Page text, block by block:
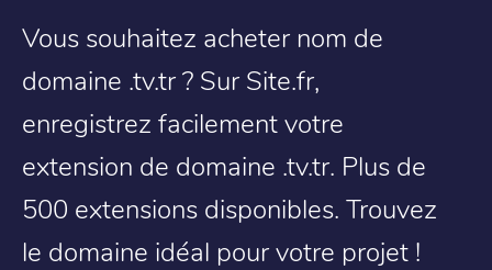
Vous souhaitez acheter nom de
domaine .tv.tr ? Sur Site.fr,
enregistrez facilement votre
extension de domaine .tv.tr. Plus de
500 extensions disponibles. Trouvez
le domaine idéal pour votre projet !